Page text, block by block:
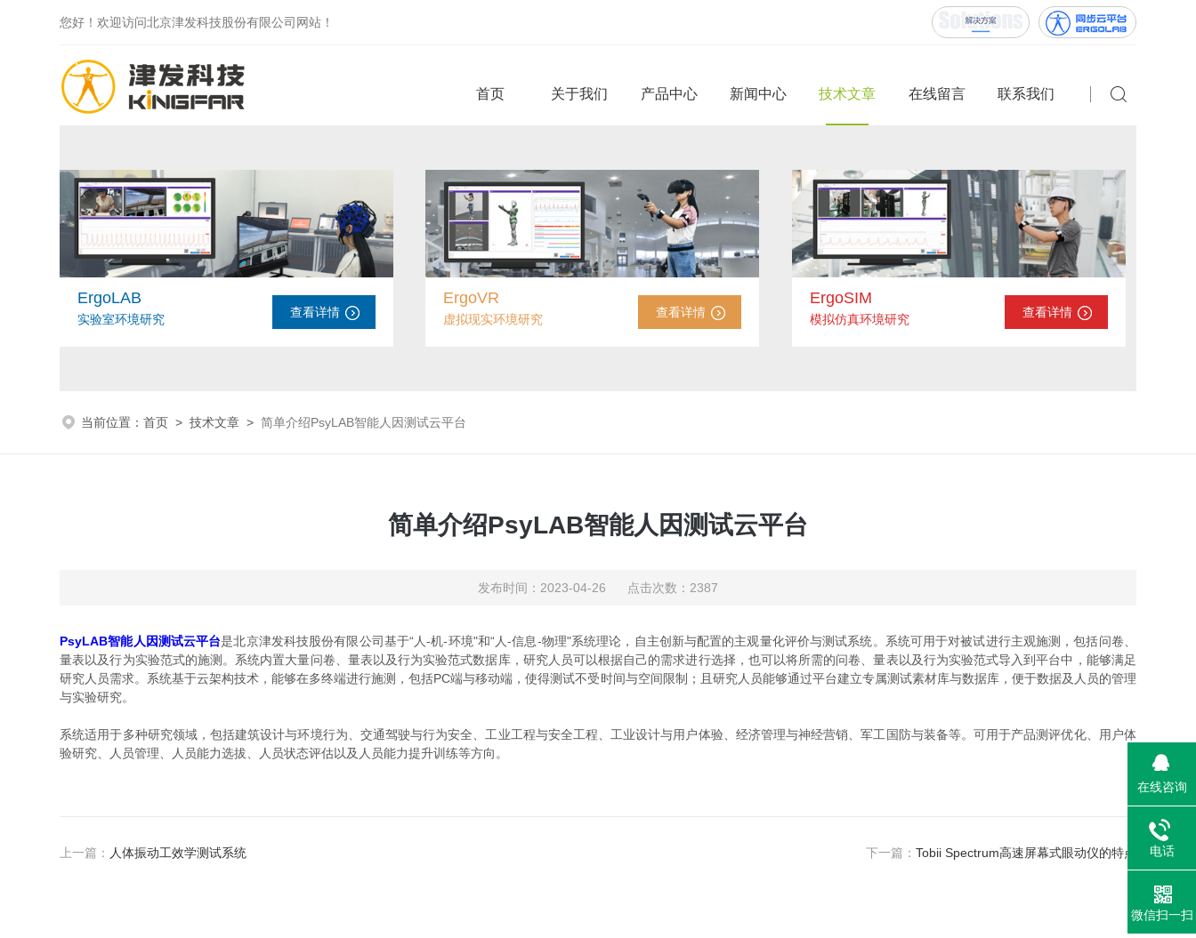
您好！欢迎访问北京津发科技股份有限公司网站！
首页 关于我们 产品中心 新闻中心 技术文章 在线留言 联系我们
ErgoLAB
实验室环境研究 查看详情
ErgoVR
虚拟现实环境研究 查看详情
ErgoSIM
模拟仿真环境研究 查看详情
当前位置：首页 >技术文章 >简单介绍PsyLAB智能人因测试云平台
简单介绍PsyLAB智能人因测试云平台
发布时间：2023-04-26 点击次数：2387
PsyLAB智能人因测试云平台是北京津发科技股份有限公司基于“人-机-环境"和“人-信息-物理"系统理论，自主创新与配置的主观量化评价与测试系统。系统可用于对被试进行主观施测，包括问卷、
量表以及行为实验范式的施测。系统内置大量问卷、量表以及行为实验范式数据库，研究人员可以根据自己的需求进行选择，也可以将所需的问卷、量表以及行为实验范式导入到平台中，能够满足
研究人员需求。系统基于云架构技术，能够在多终端进行施测，包括PC端与移动端，使得测试不受时间与空间限制；且研究人员能够通过平台建立专属测试素材库与数据库，便于数据及人员的管理
与实验研究。
系统适用于多种研究领域，包括建筑设计与环境行为、交通驾驶与行为安全、工业工程与安全工程、工业设计与用户体验、经济管理与神经营销、军工国防与装备等。可用于产品测评优化、用户体
验研究、人员管理、人员能力选拔、人员状态评估以及人员能力提升训练等方向。
上一篇： 人体振动工效学测试系统 下一篇： Tobii Spectrum高速屏幕式眼动仪的特点
在线咨询
电话
微信扫一扫